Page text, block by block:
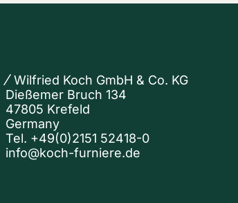
Wilfried Koch GmbH & Co. KG
Dießemer Bruch 134
47805 Krefeld
Germany
Tel. +49(0)2151 52418-0
info@koch-furniere.de